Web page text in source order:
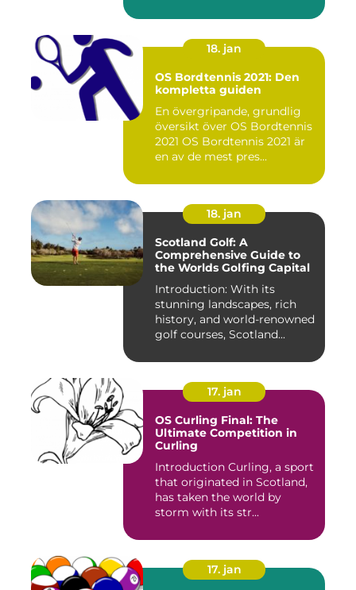
18. jan
OS Bordtennis 2021: Den
kompletta guiden
En övergripande, grundlig
översikt över OS Bordtennis
2021 OS Bordtennis 2021 är
en av de mest pres...
18. jan
Scotland Golf: A
Comprehensive Guide to
the Worlds Golfing Capital
Introduction: With its
stunning landscapes, rich
history, and world-renowned
golf courses, Scotland...
17. jan
OS Curling Final: The
Ultimate Competition in
Curling
Introduction Curling, a sport
that originated in Scotland,
has taken the world by
storm with its str...
17. jan